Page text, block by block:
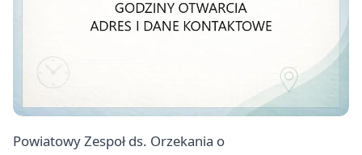
Powiatowy Zespoł ds. Orzekania o